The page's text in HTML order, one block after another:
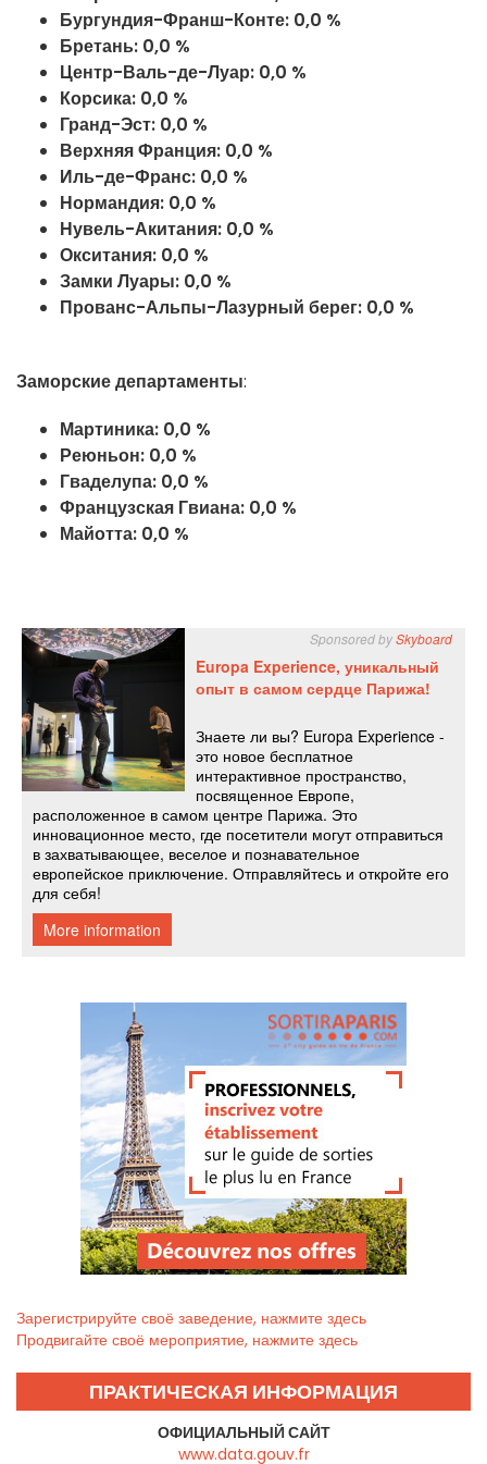
Бургундия-Франш-Конте: 0,0 %
Бретань: 0,0 %
Центр-Валь-де-Луар: 0,0 %
Корсика: 0,0 %
Гранд-Эст: 0,0 %
Верхняя Франция: 0,0 %
Иль-де-Франс: 0,0 %
Нормандия: 0,0 %
Нувель-Акитания: 0,0 %
Окситания: 0,0 %
Замки Луары: 0,0 %
Прованс-Альпы-Лазурный берег: 0,0 %
Заморские департаменты:
Мартиника: 0,0 %
Реюньон: 0,0 %
Гваделупа: 0,0 %
Французская Гвиана: 0,0 %
Майотта: 0,0 %
Зарегистрируйте своё заведение, нажмите здесь
Продвигайте своё мероприятие, нажмите здесь
ПРАКТИЧЕСКАЯ ИНФОРМАЦИЯ
ОФИЦИАЛЬНЫЙ САЙТ
www.data.gouv.fr